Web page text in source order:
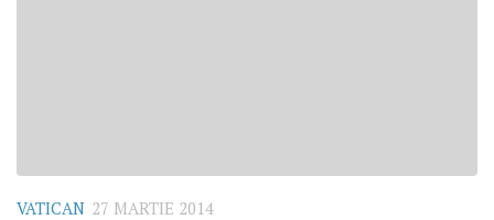
VATICAN 27 MARTIE 2014